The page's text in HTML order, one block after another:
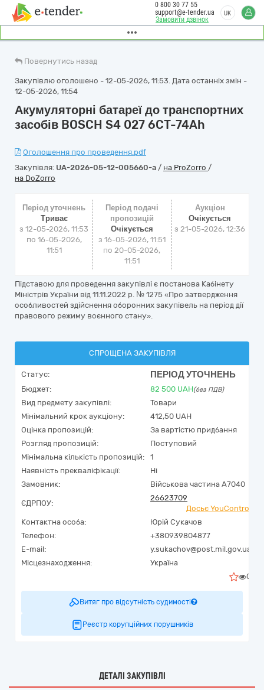
Замовити дзвінок
0 800 30 77 55
support@e-tender.ua
UK
Повернутись назад
Закупівлю оголошено - 12-05-2026, 11:53. Дата останніх змін -
12-05-2026, 11:54
Акумуляторні батареї до транспортних
засобів BOSCH S4 027 6CT-74Ah
Оголошення про проведення.pdf
Закупівля: UA-2026-05-12-005660-a / на ProZorro /
на DoZorro
Період уточнень
Триває
з 12-05-2026, 11:53
по 16-05-2026,
11:51
Період подачі
пропозицій
Очікується
з 16-05-2026, 11:51
по 20-05-2026,
11:51
Аукціон
Очікується
з21-05-2026, 12:36
Підставою для проведення закупівлі є постанова Кабінету
Міністрів України від 11.11.2022 р. № 1275 «Про затвердження
особливостей здійснення оборонних закупівель на період дії
правового режиму воєнного стану».
СПРОЩЕНА ЗАКУПІВЛЯ
Статус: ПЕРІОД УТОЧНЕНЬ
Бюджет: 82 500 UAH(без ПДВ)
Вид предмету закупівлі:
Товари
Мінімальний крок аукціону:
412,50 UAH
Оцінка пропозицій:
За вартістю придбання
Розгляд пропозицій:
Поступовий
Мінімальна кількість пропозицій:
1
Наявність прекваліфікації:
Ні
Замовник:
Військова частина А7040
ЄДРПОУ:
26623709
Досьє YouControl
Контактна особа:
Юрій Сукачов
Телефон:
+380939804877
E-mail:
y.sukachov@post.mil.gov.ua
Місцезнаходження:
Україна
0
Витяг про відсутність судимості
Реєстр корупційних порушників
ДЕТАЛІ ЗАКУПІВЛІ